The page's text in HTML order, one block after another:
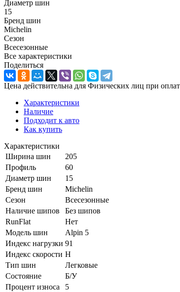
Диаметр шин
15
Бренд шин
Michelin
Сезон
Всесезонные
Все характеристики
Поделиться
Цена действительна для Физических лиц при
Характеристики
Наличие
Подходит к авто
Как купить
Характеристики
Ширина шин
205
Профиль
60
Диаметр шин
15
Бренд шин
Michelin
Сезон
Всесезонные
Наличие шипов
Без шипов
RunFlat
Нет
Модель шин
Alpin 5
Индекс нагрузки 91
Индекс скорости H
Тип шин
Легковые
Состояние
Б/У
Процент износа
5